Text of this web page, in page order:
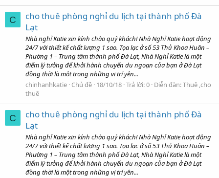
C
cho thuê phòng nghỉ du lịch tại thành phố Đà
Lạt
Nhà nghỉ Katie xin kính chào quý khách! Nhà Nghỉ Katie hoạt động
24/7 với thiết kế chất lượng 1 sao. Tọa lạc ở số 53 Thủ Khoa Huân –
Phường 1 – Trung tâm thành phố Đà Lạt, Nhà Nghỉ Katie là một
điểm lý tưởng để khởi hành chuyến du ngoạn của bạn ở Đà Lạt
đồng thời là một trong những vị trí yên...
chinhanhkatie Chủ đề 18/10/18 Trả lời: 0 Diễn đàn:Thuê ,cho
thuê
C
cho thuê phòng nghỉ du lịch tại thành phố Đà
Lạt
Nhà nghỉ Katie xin kính chào quý khách! Nhà Nghỉ Katie hoạt động
24/7 với thiết kế chất lượng 1 sao. Tọa lạc ở số 53 Thủ Khoa Huân –
Phường 1 – Trung tâm thành phố Đà Lạt, Nhà Nghỉ Katie là một
điểm lý tưởng để khởi hành chuyến du ngoạn của bạn ở Đà Lạt
đồng thời là một trong những vị trí yên...